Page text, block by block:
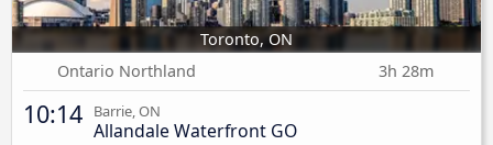
Toronto, ON
Ontario Northland
3h 28m
10:14 Barrie, ON
Allandale Waterfront GO